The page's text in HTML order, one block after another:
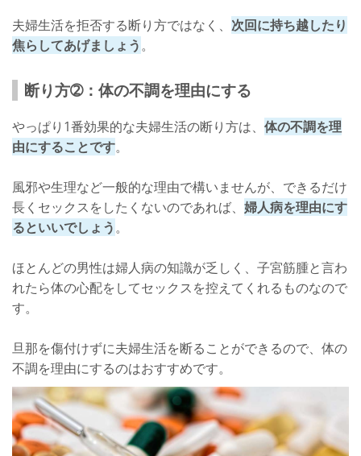
夫婦生活を拒否する断り方ではなく、 次回に持ち越したり
焦らしてあげましょう。
断り方➁：体の不調を理由にする
やっぱり1番効果的な夫婦生活の断り方は、 体の不調を理
由にすることです。
風邪や生理など一般的な理由で構いませんが、できるだけ
長くセックスをしたくないのであれば、 婦人病を理由にす
るといいでしょう。
ほとんどの男性は婦人病の知識が乏しく、子宮筋腫と言わ
れたら体の心配をしてセックスを控えてくれるものなので
す。
旦那を傷付けずに夫婦生活を断ることができるので、体の
不調を理由にするのはおすすめです。